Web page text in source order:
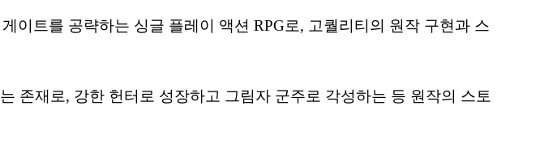
이트를 공략하는 싱글 플레이 액션 RPG로, 고퀄리티의 원작 구현과 스
존재로, 강한 헌터로 성장하고 그림자 군주로 각성하는 등 원작의 스토